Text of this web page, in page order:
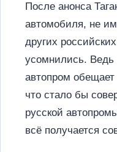
После анонса
автомобиля, не
других
усомнились. Ведь
автопром обещает
что стало бы
русской
всё получается